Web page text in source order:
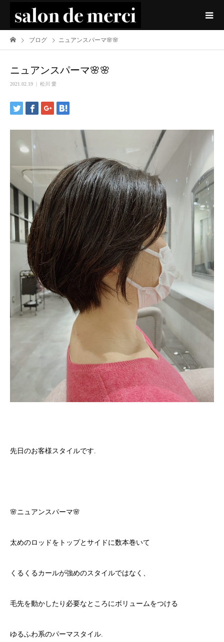
ブログ ニュアンスパーマ🌸🌸
ニュアンスパーマ🌸🌸
2021.02.19 松川 愛
先日のお客様スタイルです.
🌸ニュアンスパーマ🌸
太めのロッドをトップとサイドに数本巻いて
くるくるカールが強めのスタイルではなく、
毛先を動かしたり必要なところにボリュームをつける
ゆるふわ系のパーマスタイル.